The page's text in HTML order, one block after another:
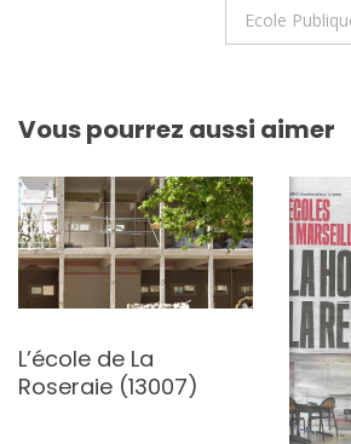
Ecole
Vous pourrez aussi aimer
L’école de La
Roseraie (13007)